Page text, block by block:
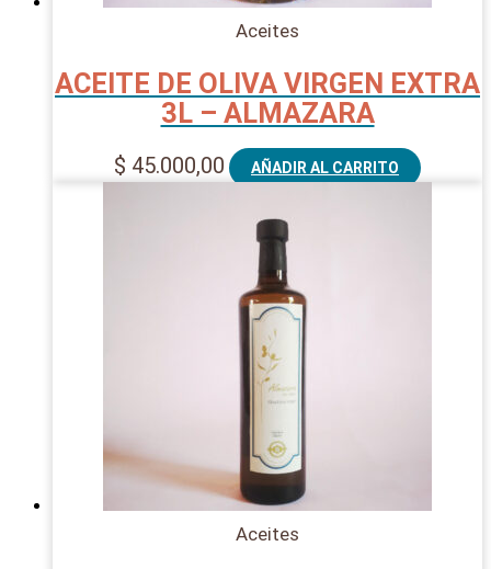
Aceites
ACEITE DE OLIVA VIRGEN EXTRA
3L – ALMAZARA
$ 45.000,00 AÑADIR AL CARRITO
Aceites